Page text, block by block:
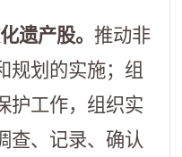
遗产股。 推动非
规划的实施；组
护工作，组织实
查、记录、确认